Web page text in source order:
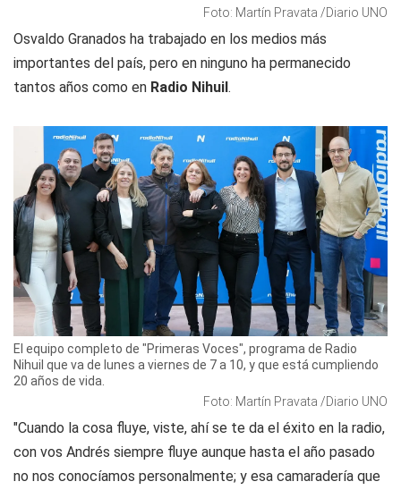
Foto: Martín Pravata /Diario UNO
Osvaldo Granados ha trabajado en los medios más
importantes del país, pero en ninguno ha permanecido
tantos años como en Radio Nihuil.
El equipo completo de "Primeras Voces", programa de Radio
Nihuil que va de lunes a viernes de 7 a 10, y que está cumpliendo
20 años de vida.
Foto: Martín Pravata /Diario UNO
"Cuando la cosa fluye, viste, ahí se te da el éxito en la radio,
con vos Andrés siempre fluye aunque hasta el año pasado
no nos conocíamos personalmente; y esa camaradería que